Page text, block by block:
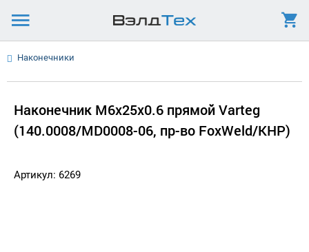
Наконечники
Наконечник М6х25х0.6 прямой Varteg
(140.0008/MD0008-06, пр-во FoxWeld/КНР)
Артикул: 6269